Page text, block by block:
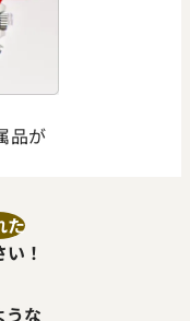
品が
た
！
うな